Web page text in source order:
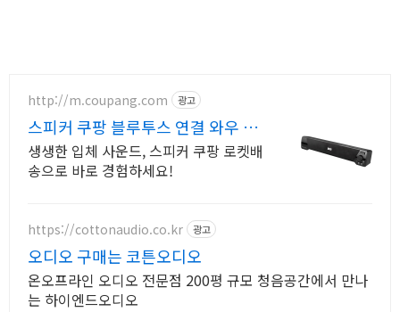
http://m.coupang.com 광고
스피커 쿠팡 블루투스 연결 와우 무
료반품
생생한 입체 사운드, 스피커 쿠팡 로켓배
송으로 바로 경험하세요!
https://cottonaudio.co.kr 광고
오디오 구매는 코튼오디오
온오프라인 오디오 전문점 200평 규모 청음공간에서 만나
는 하이엔드오디오